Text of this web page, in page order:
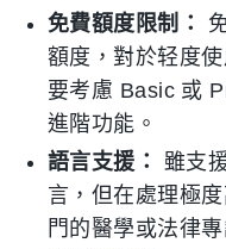
免費額度限制：
額度，對於轻度
要考慮 Basic 或
進階功能。
語言支援：
雖支
言，但在處理極
門的醫學或法律